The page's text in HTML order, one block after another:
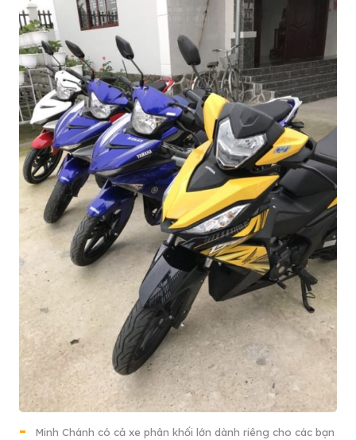
Minh Chánh có cả xe phân khối lớn dành riêng cho các bạn